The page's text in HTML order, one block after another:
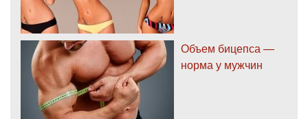
Объем бицепса —
норма у мужчин